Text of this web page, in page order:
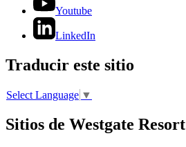
Youtube
LinkedIn
Traducir este sitio
Select Language ▼
Sitios de Westgate Resort